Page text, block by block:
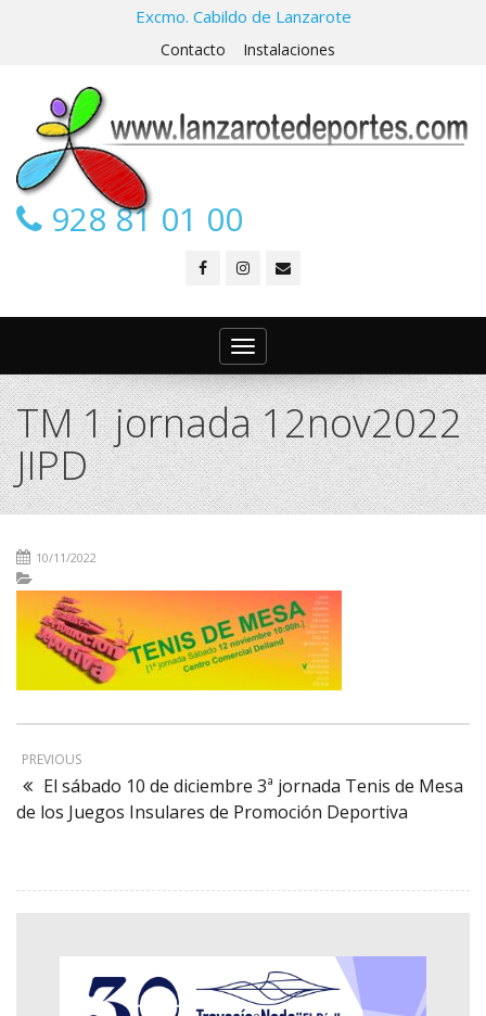
Excmo. Cabildo de Lanzarote
Contacto Instalaciones
928 81 01 00
Toggle
navigation
TM 1 jornada 12nov2022
JIPD
10/11/2022
PREVIOUS
El sábado 10 de diciembre 3ª jornada Tenis de Mesa
de los Juegos Insulares de Promoción Deportiva